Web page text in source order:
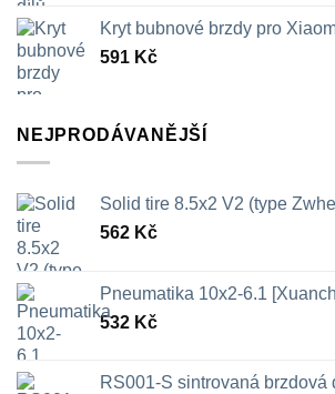
Kryt bubnové brzdy pro
591 Kč
NEJPRODÁVANĚJŠÍ
Solid tire 8.5x2 V2 (type
562 Kč
Pneumatika 10x2-6.1
532 Kč
RS001-S sintrovaná brzdová